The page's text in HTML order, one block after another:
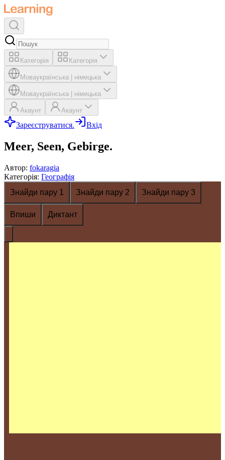
Категорія Категорія
Моваукраїнська німецька
Моваукраїнська німецька
Акаунт Акаунт
Зареєструватися. Вхід
Meer, Seen, Gebirge.
Автор: fokaragia
Категорія: Географія
Знайди пару 1
Знайди пару 2 Знайди пару 3
Впиши Диктант